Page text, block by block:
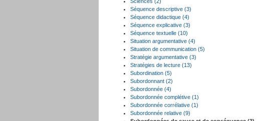
Séquence descriptive (3)
Séquence didactique (4)
Séquence explicative (3)
Séquence textuelle (10)
Situation argumentative (4)
Situation de communication (5)
Stratégie argumentative (3)
Stratégies de lecture (13)
Subordination (5)
Subordonnant (2)
Subordonnée (4)
Subordonnée complétive (1)
Subordonnée corrélative (1)
Subordonnée relative (9)